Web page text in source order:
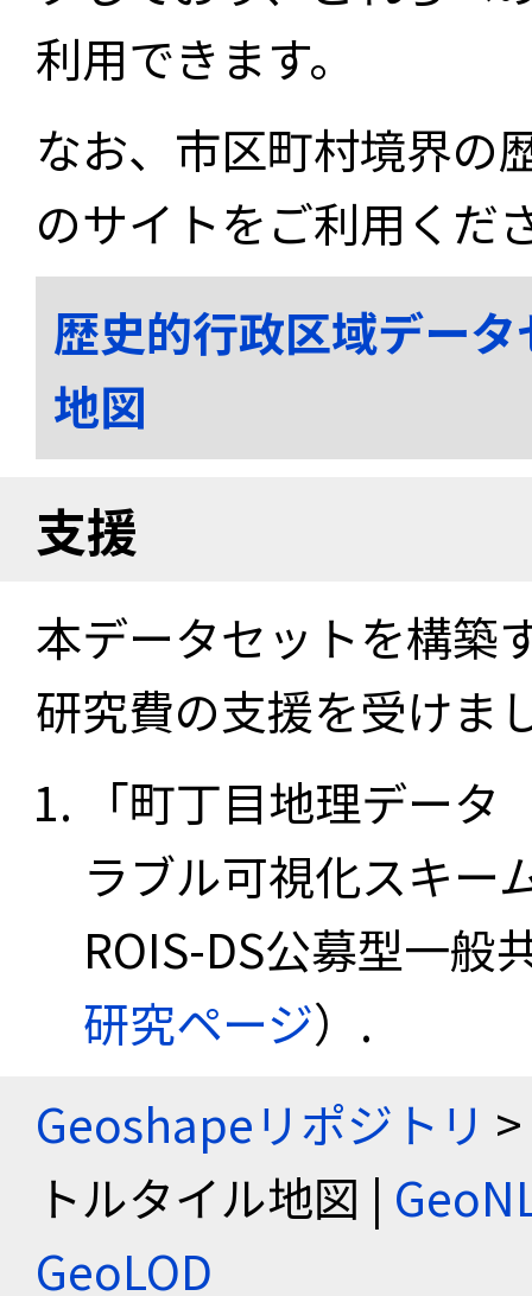
利用できます。
なお、市区町村境界の
のサイトをご利用くだ
歴史的行政区域デー
地図
支援
本データセットを構築
研究費の支援を受けま
「町丁目地理デー
ラブル可視化スキー
ROIS-DS公募型一般
研究ページ）.
Geoshapeリポジトリ
トルタイル地図 |
GeoLOD